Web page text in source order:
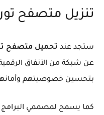
تنزيل متصفح تور 32 بت
ستجد عند تحميل متصفح تور
عن شبكة من الأنفاق
بتحسين خصوصيتهم وأمانهم
كما يسمح لمصممي البرامج